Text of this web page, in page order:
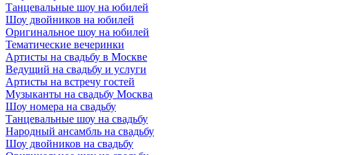
Танцевальные шоу на юбилей
Шоу двойников на юбилей
Оригинальное шоу на юбилей
Тематические вечеринки
Артисты на свадьбу в Москве
Ведущий на свадьбу и услуги
Артисты на встречу гостей
Музыканты на свадьбу Москва
Шоу номера на свадьбу
Танцевальные шоу на свадьбу
Народный ансамбль на свадьбу
Шоу двойников на свадьбу